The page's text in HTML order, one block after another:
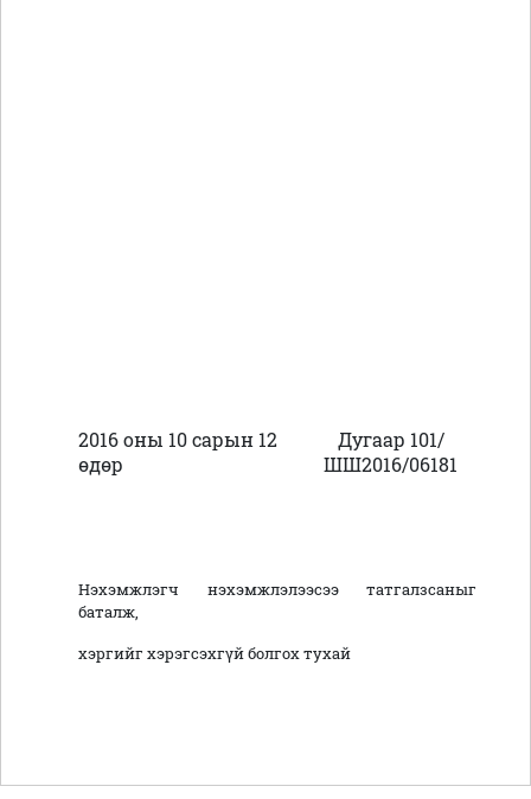
2016 оны 10 сарын 12
өдөр
Дугаар 101/
ШШ2016/06181
Нэхэмжлэгч нэхэмжлэлээсээ татгалзсаныг
баталж,
хэргийг хэрэгсэхгүй болгох тухай